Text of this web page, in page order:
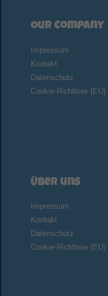
Our Company
Impressum
Kontakt
Datenschutz
Cookie-Richtlinie (EU)
Über uns
Impressum
Kontakt
Datenschutz
Cookie-Richtlinie (EU)